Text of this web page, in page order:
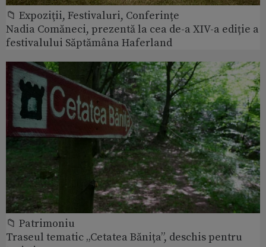
📁 Expoziţii, Festivaluri, Conferințe
Nadia Comăneci, prezentă la cea de-a XIV-a ediție a
festivalului Săptămâna Haferland
📁 Patrimoniu
Traseul tematic „Cetatea Bănița”, deschis pentru